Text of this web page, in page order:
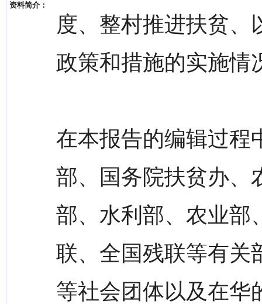
资料简介：
度、整村推进扶贫、
政策和措施的实施情
在本报告的编辑过程
部、国务院扶贫办、
部、水利部、农业部
联、全国残联等有关
等社会团体以及在华